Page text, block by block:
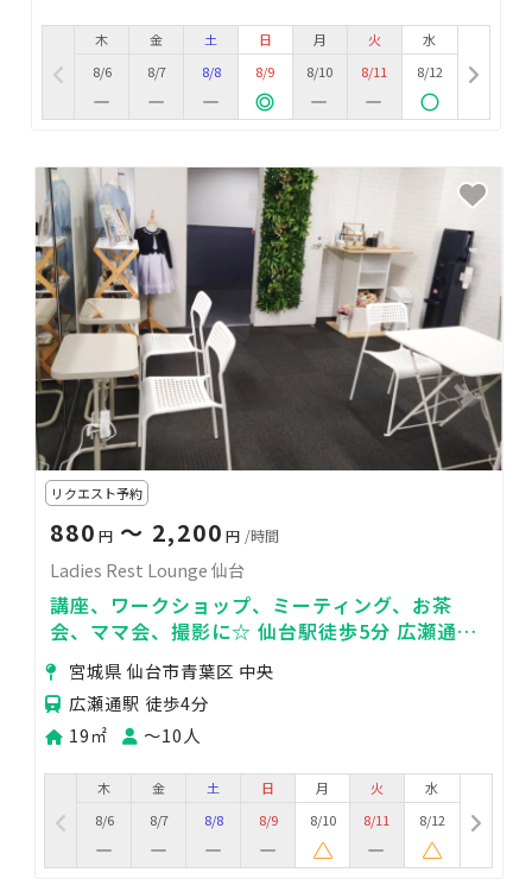
木
8/6
金
8/7
土
8/8
日
8/9
月
8/10
火
8/11
水
8/12
リクエスト予約
880 円〜 2,200 円 /時間
Ladies Rest Lounge 仙台
講座、ワークショップ、ミーティング、お茶
会、ママ会、撮影に☆ 仙台駅徒歩5分 広瀬通駅
徒歩3分 アーケード近くで便利☆
宮城県 仙台市青葉区 中央
広瀬通駅 徒歩4分
19㎡
〜10人
木
8/6
金
8/7
土
8/8
日
8/9
月
8/10
火
8/11
水
8/12